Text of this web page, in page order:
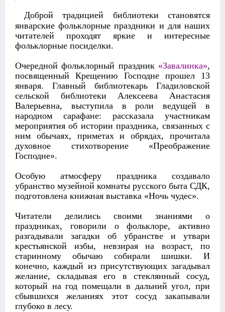
Доброй традицией библиотеки становятся
январские фольклорные праздники и для наших
читателей проходят яркие и интересные
фольклорные посиделки.
Очередной фольклорный праздник «Завалинка»,
посвященный Крещению Господне прошел 13
января. Главный библиотекарь Гладиловской
сельской библиотеки Алексеева Анастасия
Валерьевна, выступила в роли ведущей в
народном сарафане: рассказала участникам
мероприятия об истории праздника, связанных с
ним обычаях, приметах и обрядах, прочитала
духовное стихотворение «Преображение
Господне».
Особую атмосферу праздника создавало
убранство музейной комнаты русского быта СДК,
подготовлена книжная выставка «Ночь чудес».
Читатели делились своими знаниями о
праздниках, говорили о фольклоре, активно
разгадывали загадки об убранстве и утвари
крестьянской избы, невзирая на возраст, по
старинному обычаю собирали шишки. И
конечно, каждый из присутствующих загадывал
желание, складывая его в стеклянный сосуд,
который на год помещали в дальний угол, при
сбывшихся желаниях этот сосуд закапывали
глубоко в лесу.